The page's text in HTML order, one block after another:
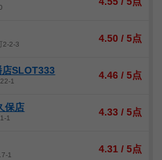
2-2-3
4.50 / 5点
SLOT333
1
4.46 / 5点
保店
1
4.33 / 5点
1
4.31 / 5点